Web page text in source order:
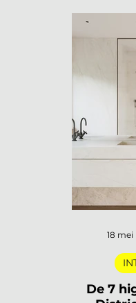
samen
zijn wij er
om
het
je
De 7
18 mei